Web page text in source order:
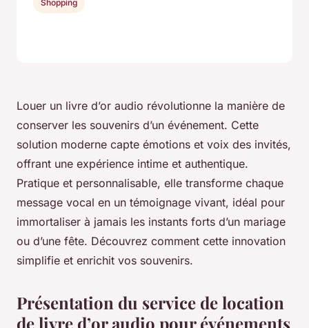
Louer un livre d’or audio révolutionne la manière de
conserver les souvenirs d’un événement. Cette
solution moderne capte émotions et voix des invités,
offrant une expérience intime et authentique.
Pratique et personnalisable, elle transforme chaque
message vocal en un témoignage vivant, idéal pour
immortaliser à jamais les instants forts d’un mariage
ou d’une fête. Découvrez comment cette innovation
simplifie et enrichit vos souvenirs.
Présentation du service de location
de livre d’or audio pour événements
Shopping